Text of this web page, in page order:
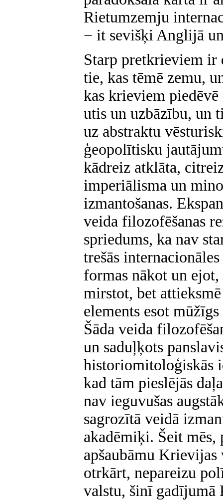
Rietumzemju
− it sevišķi Anglijā
Starp pretkrieviem
tie, kas tēmē zemu,
kas krieviem
utis un uzbāzību, un
uz abstraktu
ģeopolītisku
kādreiz atklāta,
imperiālisma un
izmantošanas.
veida filozofēšanas
spriedums, ka nav
trešās
formas nākot un
mirstot, bet
elements esot
Šāda veida
un saduļķots
historiomitoloģiskās
kad tām pieslējās
nav ieguvušas
sagrozītā veidā
akadēmiķi. Šeit
apšaubāmu
otrkārt, nepareizu
valstu, šinī gadījumā